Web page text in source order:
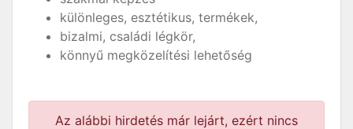
különleges, esztétikus, termékek,
bizalmi, családi légkör,
könnyű megközelítési lehetőség
Az alábbi hirdetés már lejárt, ezért nincs